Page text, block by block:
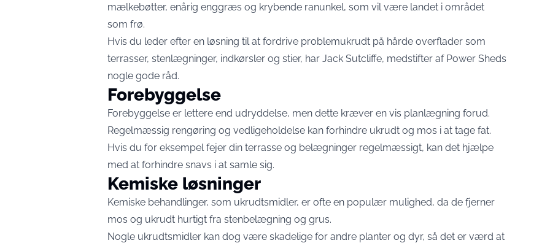
mælkebøtter, enårig enggræs og krybende ranunkel, som vil være landet i området
som frø.
Hvis du leder efter en løsning til at fordrive problemukrudt på hårde overflader som
terrasser, stenlægninger, indkørsler og stier, har Jack Sutcliffe, medstifter af Power Sheds
nogle gode råd.
Forebyggelse
Forebyggelse er lettere end udryddelse, men dette kræver en vis planlægning forud.
Regelmæssig rengøring og vedligeholdelse kan forhindre ukrudt og mos i at tage fat.
Hvis du for eksempel fejer din terrasse og belægninger regelmæssigt, kan det hjælpe
med at forhindre snavs i at samle sig.
Kemiske løsninger
Kemiske behandlinger, som ukrudtsmidler, er ofte en populær mulighed, da de fjerner
mos og ukrudt hurtigt fra stenbelægning og grus.
Nogle ukrudtsmidler kan dog være skadelige for andre planter og dyr, så det er værd at